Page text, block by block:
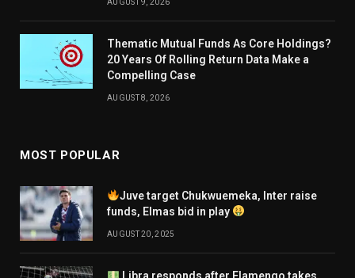
Thematic Mutual Funds As Core Holdings?
20 Years Of Rolling Return Data Make a
Compelling Case
AUGUST 8, 2026
MOST POPULAR
Juve target Chukwuemeka, Inter raise
funds, Elmas bid in play
AUGUST 20, 2025
Libra responds after Flamengo takes